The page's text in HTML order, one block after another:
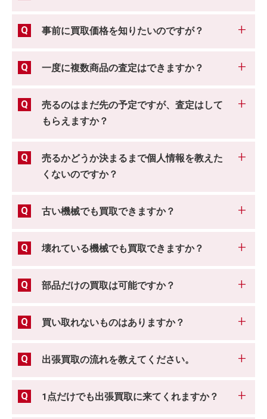
事前に買取価格を知りたいのですが？
一度に複数商品の査定はできますか？
売るのはまだ先の予定ですが、査定はして
もらえますか？
売るかどうか決まるまで個人情報を教えた
くないのですか？
古い機械でも買取できますか？
壊れている機械でも買取できますか？
部品だけの買取は可能ですか？
買い取れないものはありますか？
出張買取の流れを教えてください。
1点だけでも出張買取に来てくれますか？